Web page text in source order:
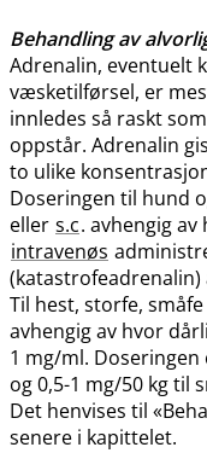
Behandling av
Adrenalin, eventuelt
væsketilførsel, er
innledes så raskt
oppstår. Adrenalin
to ulike
Doseringen til hund
eller s.c. avhengig
intravenøs
(katastrofeadrenalin)
Til hest, storfe,
avhengig av hvor
1 mg​/​ml.
og 0,5-1 mg/50 kg til
Det henvises til
senere i kapittelet.